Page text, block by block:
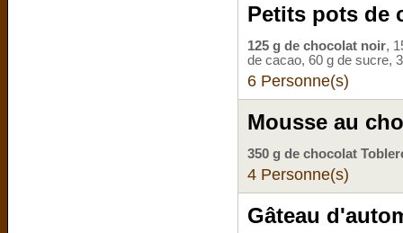
Petits pots de
125 g de chocolat noir,
de cacao, 60 g de sucre,
6 Personne(s)
Mousse au
350 g de chocolat
4 Personne(s)
Gâteau